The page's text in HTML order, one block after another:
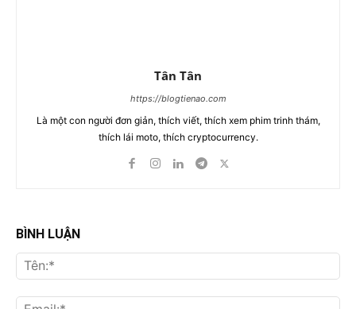
Tân Tân
https://blogtienao.com
Là một con người đơn giản, thích viết, thích xem phim trinh thám,
thích lái moto, thích cryptocurrency.
BÌNH LUẬN